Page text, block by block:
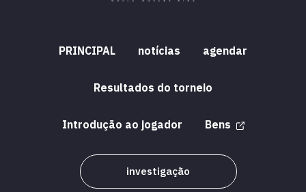
PRINCIPAL notícias agendar
Resultados do torneio
Introdução ao jogador Bens
investigação